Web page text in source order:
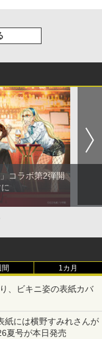
コラボ第2弾開
間 1カ月
、ビキニ姿の表紙カバ
決定
紙には横野すみれさんが
夏号が本日発売